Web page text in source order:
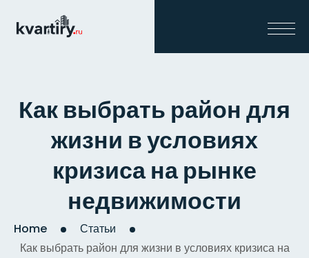
Как выбрать район для
жизни в условиях
кризиса на рынке
недвижимости
Home
Статьи
Как выбрать район для жизни в условиях кризиса на